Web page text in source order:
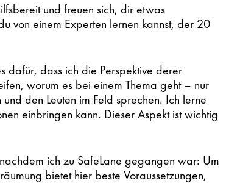
und freuen sich, dir etwas
von einem Experten lernen kannst, der 20
dass ich die Perspektive derer
worum es bei einem Thema geht – nur
den Leuten im Feld sprechen. Ich lerne
einbringen kann. Dieser Aspekt ist wichtig
ich zu SafeLane gegangen war: Um
bietet hier beste Voraussetzungen,